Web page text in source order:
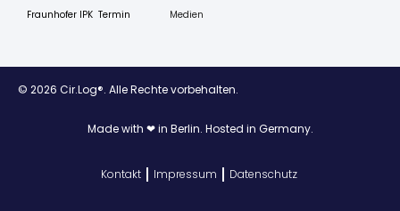
Fraunhofer IPK Termin
Medien
© 2026 Cir.Log®. Alle Rechte vorbehalten.
Kontakt Impressum Datenschutz
Made with ❤ in Berlin. Hosted in Germany.